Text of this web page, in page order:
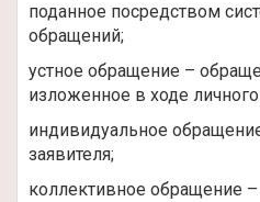
поданное посредством
обращений;
устное обращение –
изложенное в ходе
индивидуальное
заявителя;
коллективное обращение